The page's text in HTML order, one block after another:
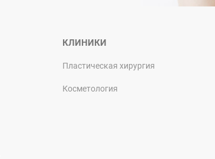
КЛИНИКИ
Пластическая хирургия
Косметология